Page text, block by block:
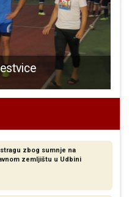
zbog sumnje na
zemljištu u Udbini